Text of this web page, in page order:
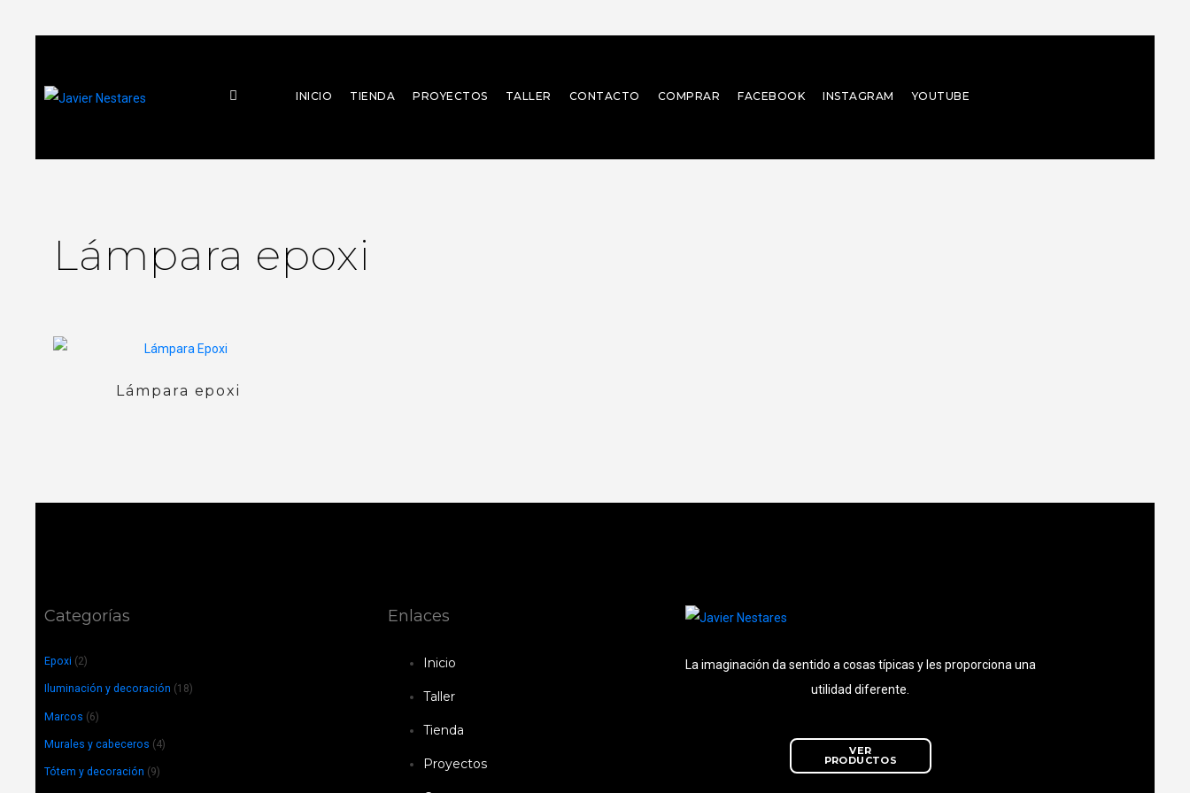
INICIO TIENDA PROYECTOS TALLER CONTACTO COMPRAR FACEBOOK INSTAGRAM YOUTUBE
Lámpara epoxi
Lámpara epoxi
Categorías
Epoxi (2)
Iluminación y decoración (18)
Marcos (6)
Murales y cabeceros (4)
Tótem y decoración (9)
Enlaces
Inicio
Taller
Tienda
Proyectos
La imaginación da sentido a cosas típicas y les proporciona una
utilidad diferente.
VER
PRODUCTOS